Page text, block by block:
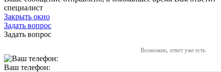
специалист
Закрыть окно
Задать вопрос
Задать вопрос
Возможно, ответ уже есть
Ваш телефон: